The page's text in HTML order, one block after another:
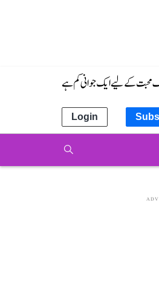
محبت کے لیے ایک جوانی کم ہے
Login